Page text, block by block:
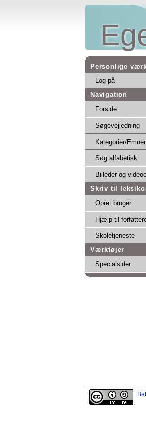
Personlige
Log på
Navigation
Forside
Søgevejledning
Kategorier/Emner
Søg alfabetisk
Billeder og
Skriv til
Opret bruger
Hjælp til
Skoletjeneste
Værktøjer
Specialsider